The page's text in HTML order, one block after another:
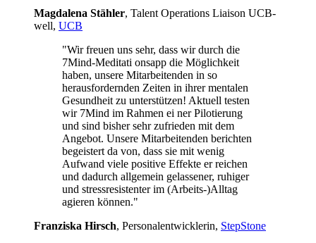
Mag­da­lena Stäh­ler, Talent Operations Liaison UCB­
well, UCB
"Wir freuen uns sehr, dass wir durch die
7Mind-Meditati onsapp die Möglichkeit
haben, unsere Mitarbeitenden in so
herausfordernden Zeiten in ihrer mentalen
Gesundheit zu unterstützen! Aktuell testen
wir 7Mind im Rahmen ei ner Pilotierung
und sind bisher sehr zufrieden mit dem
Angebot. Unsere Mitarbeitenden berichten
begeistert da von, dass sie mit wenig
Aufwand viele positive Effekte er reichen
und dadurch allgemein gelassener, ruhiger
und stressresistenter im (Arbeits-)Alltag
agieren können."
Franziska Hirsch, Personalentwicklerin, StepStone